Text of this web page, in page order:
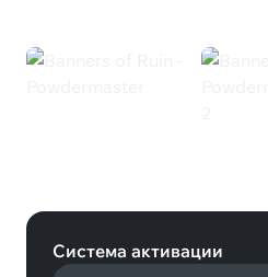
Система активации